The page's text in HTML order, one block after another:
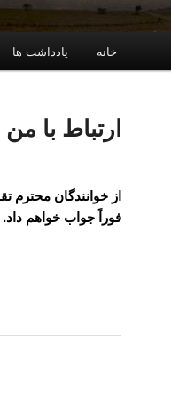
خانه یادداشت ها
ارتباط با من
از خوانندگان محترم
فوراً جواب خواهم داد.